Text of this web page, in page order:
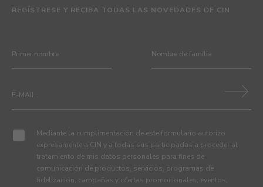
REGÍSTRESE Y RECIBA TODAS LAS NOVEDADES DE CIN
Mediante la cumplimentación de este formulario autorizo
expresamente a CIN y a todas sus participadas a proceder al
tratamiento de mis datos personales para fines de
comunicación de productos, servicios, programas de
fidelización, campañas y ofertas promocionales, eventos,